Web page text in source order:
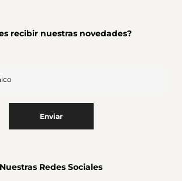
recibir nuestras novedades?
Enviar
Nuestras Redes Sociales